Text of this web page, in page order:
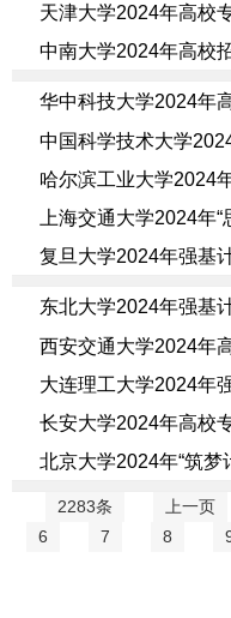
天津大学2024年高校
中南大学2024年高校
华中科技大学2024年
中国科学技术大学
哈尔滨工业大学2024
上海交通大学2024年
复旦大学2024年强基
东北大学2024年强基
西安交通大学2024年
大连理工大学2024年
长安大学2024年高校
北京大学2024年“筑梦
2283条 上一页
6
7 8